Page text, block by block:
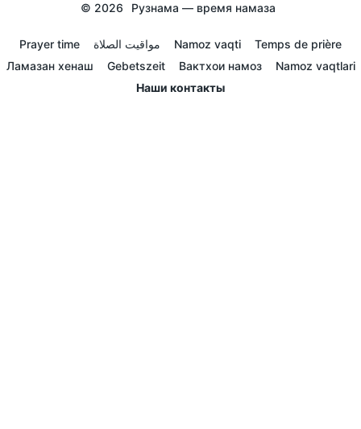
© 2026 Рузнама — время намаза
Prayer time مواقيت الصلاة Namoz vaqti
Temps de prière
Ламазан хенаш
Gebetszeit Вактхои намоз
Namoz vaqtlari
Наши контакты